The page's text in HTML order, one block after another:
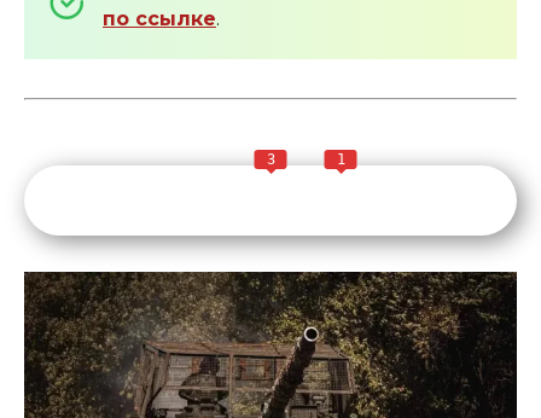
по ссылке.
3 1